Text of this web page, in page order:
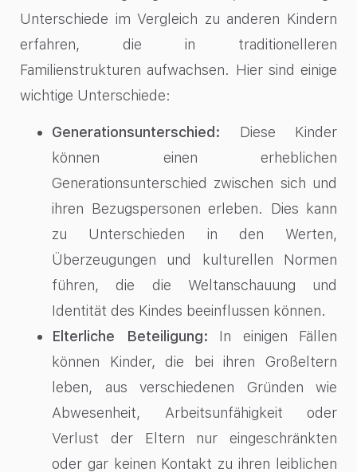
Unterschiede im Vergleich zu anderen Kindern
erfahren, die in traditionelleren
Familienstrukturen aufwachsen. Hier sind einige
wichtige Unterschiede:
Generationsunterschied: Diese Kinder
können einen erheblichen
Generationsunterschied zwischen sich und
ihren Bezugspersonen erleben. Dies kann
zu Unterschieden in den Werten,
Überzeugungen und kulturellen Normen
führen, die die Weltanschauung und
Identität des Kindes beeinflussen können.
Elterliche Beteiligung: In einigen Fällen
können Kinder, die bei ihren Großeltern
leben, aus verschiedenen Gründen wie
Abwesenheit, Arbeitsunfähigkeit oder
Verlust der Eltern nur eingeschränkten
oder gar keinen Kontakt zu ihren leiblichen